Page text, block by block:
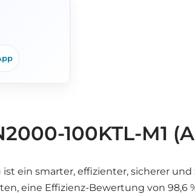
100KTL-M1
ist ein smarter, effizienter, sicherer
eine Effizienz-Bewertung von 98,6